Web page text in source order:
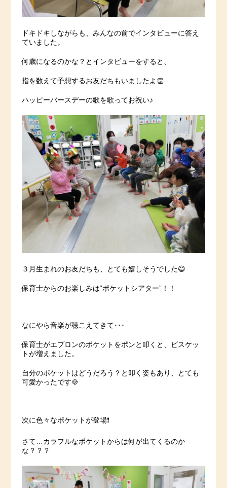
ドキドキしながらも、みんなの前でインタビューに答え
ていました。
何歳になるのかな？とインタビューをすると、
指を数えて予想するお友だちもいましたよ👏
ハッピーバースデーの歌を歌ってお祝い♪
３月生まれのお友だちも、とても嬉しそうでした😄
保育士からのお楽しみは“ポケットシアター”！！
なにやら音楽が聴こえてきて･･･
保育士がエプロンのポケットをポンと叩くと、ビスケッ
トが増えました。
自分のポケットはどうだろう？と叩く姿もあり、とても
可愛かったです🍪
次に色々なポケットが登場❗️
さて…カラフルなポケットからは何が出てくるのか
な？？？